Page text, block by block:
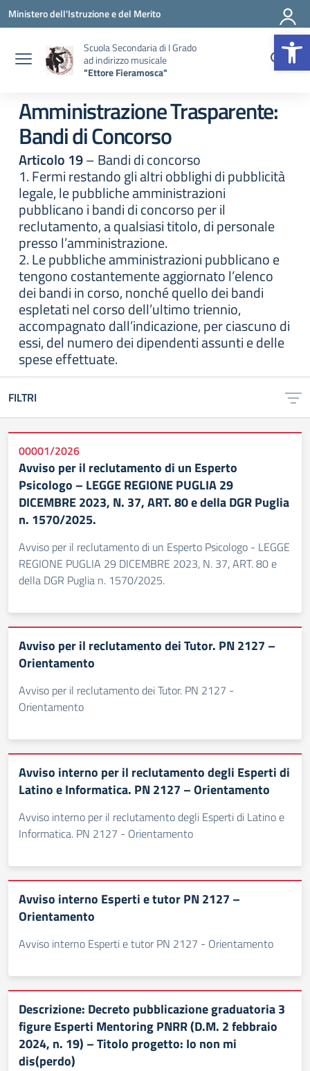
Vai ai contenuti
Vai al menu di navigazione
Vai al footer
Ministero dell'Istruzione e del Merito
Scuola Secondaria di I Grado
ad indirizzo musicale
"Ettore Fieramosca"
Amministrazione Trasparente:
Bandi di Concorso
Articolo 19– Bandi di concorso
1. Fermi restando gli altri obblighi di pubblicità
legale, le pubbliche amministrazioni
pubblicano i bandi di concorso per il
reclutamento, a qualsiasi titolo, di personale
presso l’amministrazione.
2. Le pubbliche amministrazioni pubblicano e
tengono costantemente aggiornato l’elenco
dei bandi in corso, nonché quello dei bandi
espletati nel corso dell’ultimo triennio,
accompagnato dall’indicazione, per ciascuno di
essi, del numero dei dipendenti assunti e delle
spese effettuate.
FILTRI
00001/2026
Avviso per il reclutamento di un Esperto
Psicologo – LEGGE REGIONE PUGLIA 29
DICEMBRE 2023, N. 37, ART. 80 e della DGR Puglia
n. 1570/2025.
Avviso per il reclutamento di un Esperto Psicologo - LEGGE
REGIONE PUGLIA 29 DICEMBRE 2023, N. 37, ART. 80 e
della DGR Puglia n. 1570/2025.
Avviso per il reclutamento dei Tutor. PN 2127 –
Orientamento
Avviso per il reclutamento dei Tutor. PN 2127 -
Orientamento
Avviso interno per il reclutamento degli Esperti di
Latino e Informatica. PN 2127 – Orientamento
Avviso interno per il reclutamento degli Esperti di Latino e
Informatica. PN 2127 - Orientamento
Avviso interno Esperti e tutor PN 2127 –
Orientamento
Avviso interno Esperti e tutor PN 2127 - Orientamento
Descrizione: Decreto pubblicazione graduatoria 3
figure Esperti Mentoring PNRR (D.M. 2 febbraio
2024, n. 19) – Titolo progetto: Io non mi
dis(perdo)